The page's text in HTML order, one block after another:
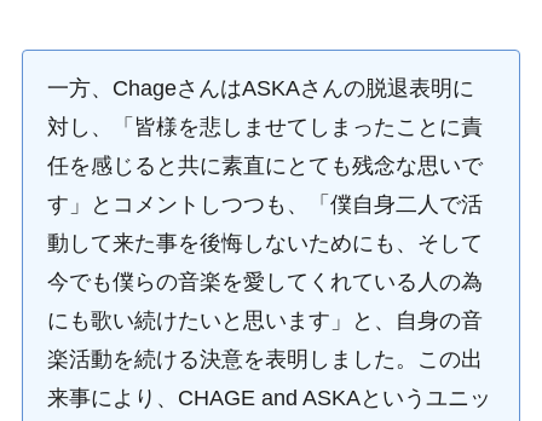
一方、ChageさんはASKAさんの脱退表明に
対し、「皆様を悲しませてしまったことに責
任を感じると共に素直にとても残念な思いで
す」とコメントしつつも、「僕自身二人で活
動して来た事を後悔しないためにも、そして
今でも僕らの音楽を愛してくれている人の為
にも歌い続けたいと思います」と、自身の音
楽活動を続ける決意を表明しました。この出
来事により、CHAGE and ASKAというユニッ